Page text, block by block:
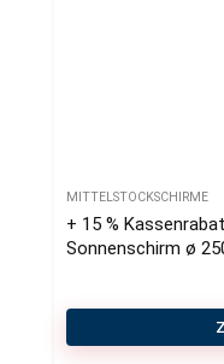
MITTELSTOCKSCHIRME
+ 15 %
Sonnenschirm ø